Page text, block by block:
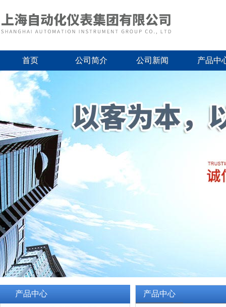
首页 公司简介 公司新闻 产品中
产品中心 产品中心